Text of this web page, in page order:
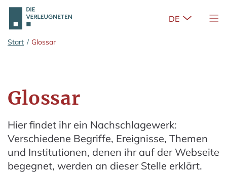
Zum Hauptinhalt springen
Start / Glossar
Glossar
Hier findet ihr ein Nachschlagewerk:
Verschiedene Begriffe, Ereignisse, Themen
und Institutionen, denen ihr auf der Webseite
begegnet, werden an dieser Stelle erklärt.